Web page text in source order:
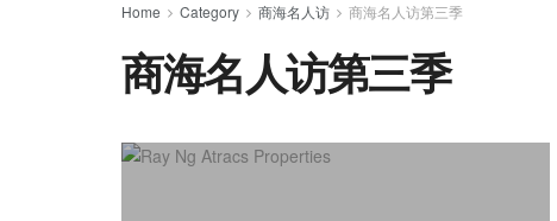
Home Category 商海名人访 商海名人访第三季
商海名人访第三季